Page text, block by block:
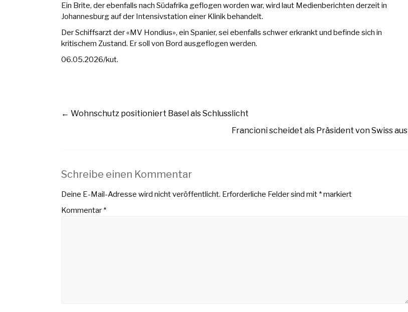
Ein Brite, der ebenfalls nach Südafrika geflogen worden war, wird laut Medienberichten derzeit in
Johannesburg auf der Intensivstation einer Klinik behandelt.
Der Schiffsarzt der «MV Hondius», ein Spanier, sei ebenfalls schwer erkrankt und befinde sich in
kritischem Zustand. Er soll von Bord ausgeflogen werden.
06.05.2026/kut.
← Wohnschutz positioniert Basel als Schlusslicht
Francioni scheidet als Präsident von Swiss aus
Schreibe einen Kommentar
Deine E-Mail-Adresse wird nicht veröffentlicht. Erforderliche Felder sind mit*markiert
Kommentar*